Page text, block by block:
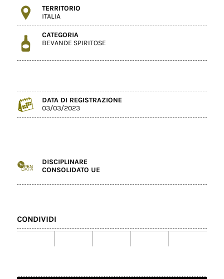
TERRITORIO
ITALIA
CATEGORIA
BEVANDE SPIRITOSE
DATA DI REGISTRAZIONE
03/03/2023
DISCIPLINARE
CONSOLIDATO UE
CONDIVIDI